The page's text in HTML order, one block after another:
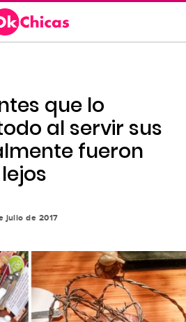
que lo
al servir sus
fueron
julio de 2017